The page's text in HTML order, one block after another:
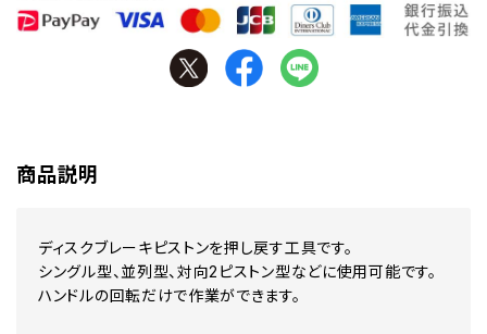
商品説明
ディスクブレーキピストンを押し戻す工具です。
シングル型、並列型、対向2ピストン型などに使用可能です。
ハンドルの回転だけで作業ができます。